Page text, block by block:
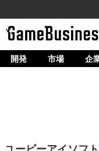
ホーム
開発 市場 企